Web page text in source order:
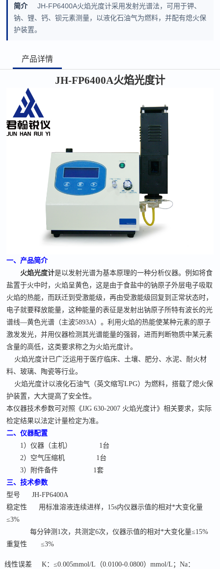
简介
JH-FP6400A火焰光度计采用发射光谱法，可用于钾、
钠、锂、钙、钡元素测量，以液化石油气为燃料，并配有熄火保
护装置。
产品详情
JH-FP6400A火焰光度计
一、 产品简介
火焰光度计是以发射光谱为基本原理的一种分析仪器。例如将食
盐置于火中时，火焰呈黄色，这是由于食盐中的钠原子外层电子吸取
火焰的热能，而跃迁到受激能级，再由受激能级回复到正常状态时，
电子就要释放能量，这种能量的表征是发射出钠原子所特有波长的光
谱线—黄色光谱（主波5893A）。利用火焰的热能使某种元素的原子
激发发光，并用仪器检测其光谱能量的强弱，进而判断物质中某元素
含量的高低，这类要求称之为火焰光度计。
火焰光度计已广泛运用于医疗临床、土壤、肥分、水泥、耐火材
料、玻璃、陶瓷等行业。
火焰光度计以液化石油气（英文缩写LPG）为燃料，搭载了熄火保
护装置，大大提高了安全性。
本仪器技术参数可对照《JJG 630-2007 火焰光度计》相关要求，实际
检定结果以法定计量检定为准。
二、仪器配置
1）仪器（主机） 1台
2）空气压缩机 1台
3）附件备件 1套
三、技术参数
型号
JH-FP6400A
稳定性
用标准溶液连续进样， 15s内仪器示值的相对*大变化量
≤3%
每分钟测 1次，共测定6次，仪器示值的相对*大变化量≤15%
重复性
≤3%
线性误差
K：≤0.005mmol/L（0.0100-0.0800）mmol/L；Na：